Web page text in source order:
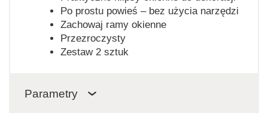
Po prostu powieś – bez użycia narzędzi
Zachowaj ramy okienne
Przezroczysty
Zestaw 2 sztuk
Parametry